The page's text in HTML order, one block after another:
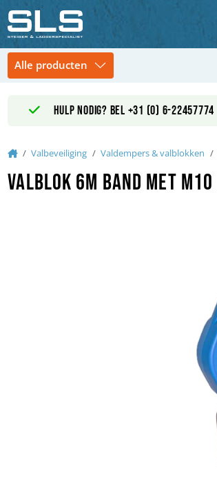
Hulp nodig? Bel +31 (0) 6-22457774
HomeValbeveiliging Valdempers & valblokken
Valblok 6M band met